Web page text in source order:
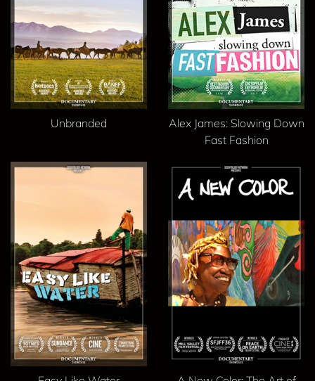
Unbranded
Alex James: Slowing Down
Fast Fashion